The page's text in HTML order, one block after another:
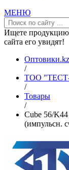
МЕНЮ
Ищете
сайта его увидят!
Оптовики.kz
/
ТОО
/
Товары
/
Cube 56/K44
(импульсн.